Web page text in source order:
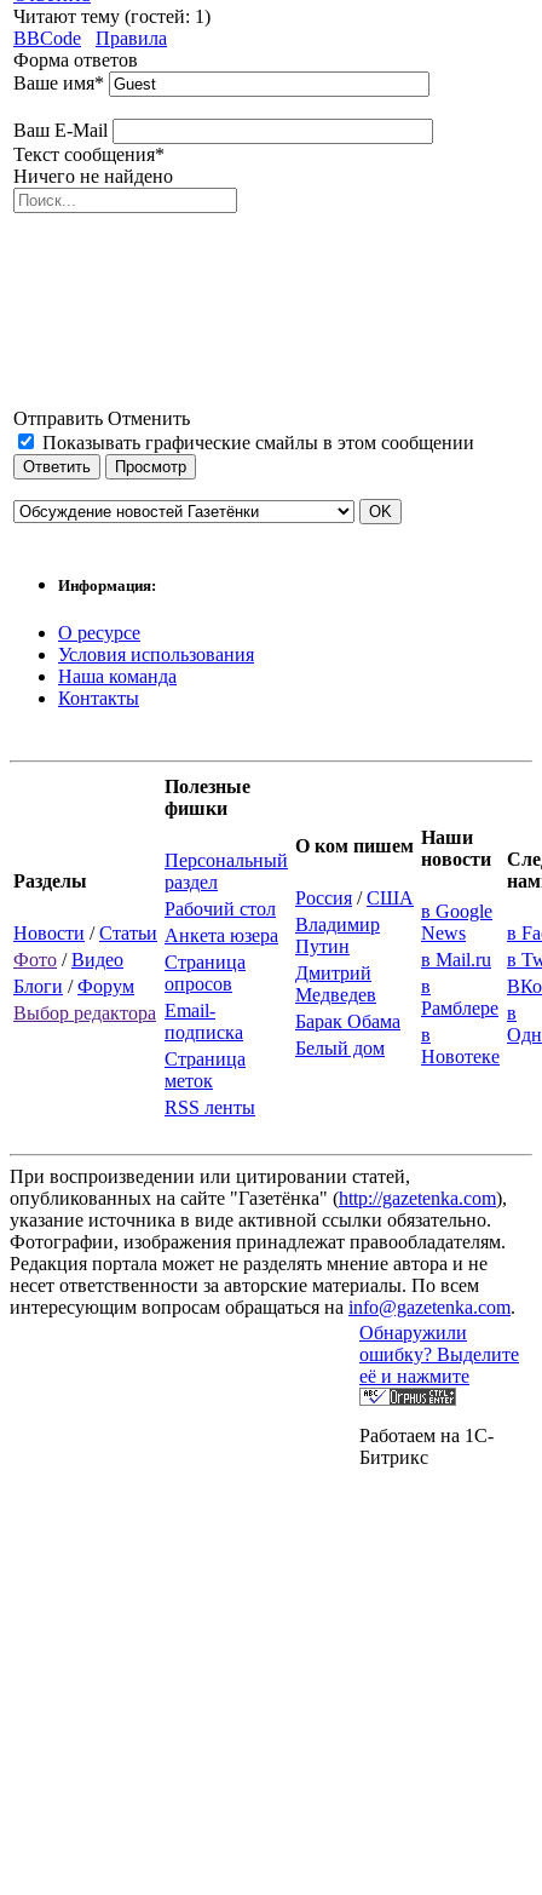
Читают тему (гостей: 1)
BBCode
Правила
Форма ответов
Ваше имя*
Ваш E-Mail
Текст сообщения*
Ничего не найдено
Отправить Отменить
Показывать графические смайлы в этом сообщении
Информация:
О ресурсе
Условия использования
Наша команда
Контакты
Разделы
Новости /Статьи
Фото /Видео
Блоги /Форум
Выбор редактора
Полезные
фишки
Персональный
раздел
Рабочий стол
Анкета юзера
Страница
опросов
Email-
подписка
Страница
меток
RSS ленты
О ком пишем
Россия /США
Владимир
Путин
Дмитрий
Медведев
Барак Обама
Белый дом
Наши
новости
в Google
News
в Mail.ru
в
Рамблере
в
Новотеке
в
в
в
При воспроизведении или цитировании статей,
опубликованных на сайте "Газетёнка" (http://gazetenka.com),
указание источника в виде активной ссылки обязательно.
Фотографии, изображения принадлежат правообладателям.
Редакция портала может не разделять мнение автора и не
несет ответственности за авторские материалы. По всем
интересующим вопросам обращаться на info@gazetenka.com.
Обнаружили
ошибку? Выделите
её и нажмите
Работаем на 1C-
Битрикс